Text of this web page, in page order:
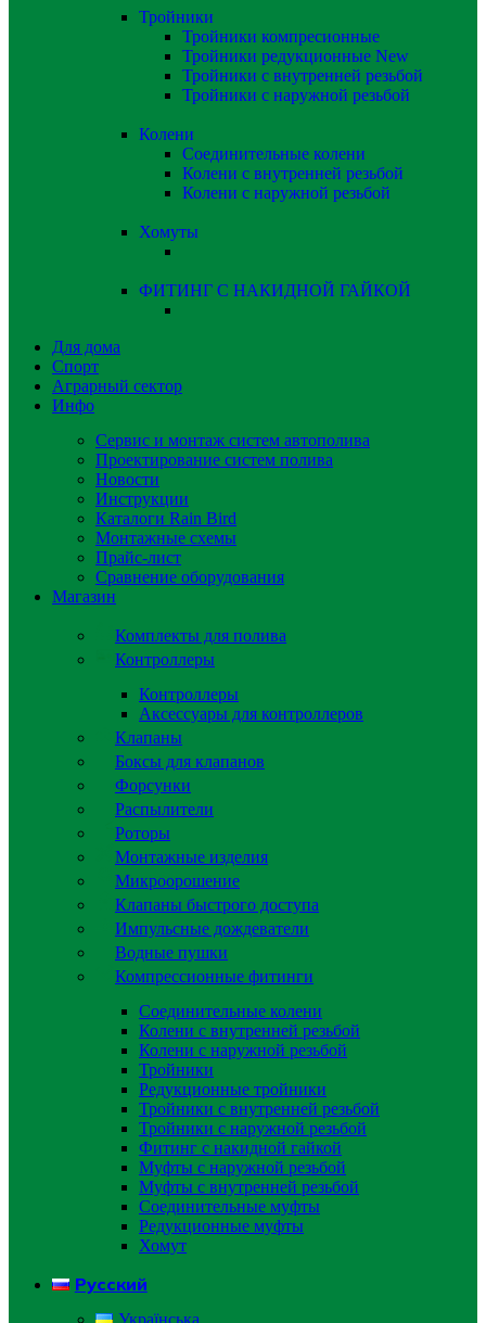
Тройники
Тройники компресионные
Тройники редукционные New
Тройники с внутренней резьбой
Тройники с наружной резьбой
Колени
Соединительные колени
Колени с внутренней резьбой
Колени с наружной резьбой
Хомуты
ФИТИНГ С НАКИДНОЙ ГАЙКОЙ
Для дома
Спорт
Аграрный сектор
Инфо
Сервис и монтаж систем автополива
Проектирование систем полива
Новости
Инструкции
Каталоги Rain Bird
Монтажные схемы
Прайс-лист
Сравнение оборудования
Магазин
Комплекты для полива
Контроллеры
Контроллеры
Аксессуары для контроллеров
Клапаны
Боксы для клапанов
Форсунки
Распылители
Роторы
Монтажные изделия
Микроорошение
Клапаны быстрого доступа
Импульсные дождеватели
Водные пушки
Компрессионные фитинги
Соединительные колени
Колени с внутренней резьбой
Колени с наружной резьбой
Тройники
Редукционные тройники
Тройники с внутренней резьбой
Тройники с наружной резьбой
Фитинг с накидной гайкой
Муфты с наружной резьбой
Муфты с внутренней резьбой
Соединительные муфты
Редукционные муфты
Хомут
Русский
Українська